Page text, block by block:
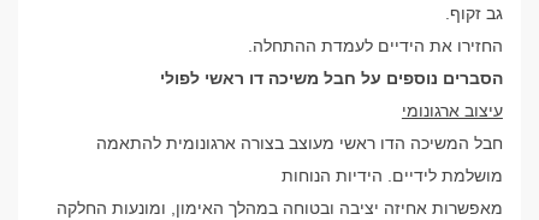
גב זקוף.
החזירו את הידיים לעמדת ההתחלה.
הסברים נוספים על חבל משיכה דו ראשי לפולי
עיצוב ארגונומי
חבל המשיכה הדו ראשי מעוצב בצורה ארגונומית להתאמה
מושלמת לידיים. הידיות הנוחות
מאפשרות אחיזה יציבה ובטוחה במהלך האימון, ומונעות החלקה